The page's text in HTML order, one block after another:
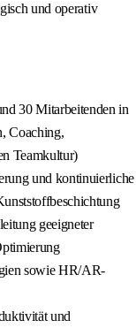
und operativ
30 Mitarbeitenden in
Coaching,
Teamkultur)
und kontinuierliche
geeigneter
sowie HR/AR-
und